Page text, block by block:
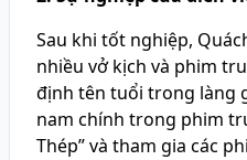
Sau khi tốt nghiệp,
nhiều vở kịch và phim
định tên tuổi trong làng
nam chính trong phim
Thép” và tham gia các